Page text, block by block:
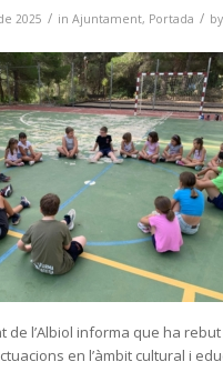
2025 / in Ajuntament, Portada / by
de l’Albiol informa que ha
en l’àmbit cultural i
de